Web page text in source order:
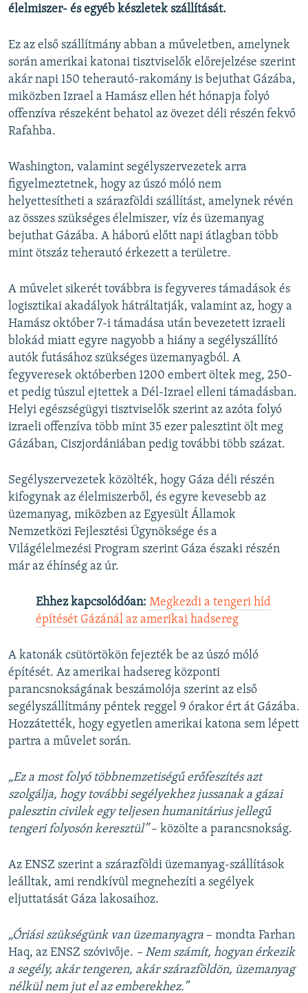
élelmiszer- és egyéb készletek szállítását.
Ez az első szállítmány abban a műveletben, amelynek
során amerikai katonai tisztviselők előrejelzése szerint
akár napi 150 teherautó-rakomány is bejuthat Gázába,
miközben Izrael a Hamász ellen hét hónapja folyó
offenzíva részeként behatol az övezet déli részén fekvő
Rafahba.
Washington, valamint segélyszervezetek arra
figyelmeztetnek, hogy az úszó móló nem
helyettesítheti a szárazföldi szállítást, amelynek révén
az összes szükséges élelmiszer, víz és üzemanyag
bejuthat Gázába. A háború előtt napi átlagban több
mint ötszáz teherautó érkezett a területre.
A művelet sikerét továbbra is fegyveres támadások és
logisztikai akadályok hátráltatják, valamint az, hogy a
Hamász október 7-i támadása után bevezetett izraeli
blokád miatt egyre nagyobb a hiány a segélyszállító
autók futásához szükséges üzemanyagból. A
fegyveresek októberben 1200 embert öltek meg, 250-
et pedig túszul ejtettek a Dél-Izrael elleni támadásban.
Helyi egészségügyi tisztviselők szerint az azóta folyó
izraeli offenzíva több mint 35 ezer palesztint ölt meg
Gázában, Ciszjordániában pedig további több százat.
Segélyszervezetek közölték, hogy Gáza déli részén
kifogynak az élelmiszerből, és egyre kevesebb az
üzemanyag, miközben az Egyesült Államok
Nemzetközi Fejlesztési Ügynöksége és a
Világélelmezési Program szerint Gáza északi részén
már az éhínség az úr.
Ehhez kapcsolódóan: Megkezdi a tengeri híd
építését Gázánál az amerikai hadsereg
A katonák csütörtökön fejezték be az úszó móló
építését. Az amerikai hadsereg központi
parancsnokságának beszámolója szerint az első
segélyszállítmány péntek reggel 9 órakor ért át Gázába.
Hozzátették, hogy egyetlen amerikai katona sem lépett
partra a művelet során.
„Ez a most folyó többnemzetiségű erőfeszítés azt
szolgálja, hogy további segélyekhez jussanak a gázai
palesztin civilek egy teljesen humanitárius jellegű
tengeri folyosón keresztül” – közölte a parancsnokság.
Az ENSZ szerint a szárazföldi üzemanyag-szállítások
leálltak, ami rendkívül megnehezíti a segélyek
eljuttatását Gáza lakosaihoz.
„Óriási szükségünk van üzemanyagra – mondta Farhan
Haq, az ENSZ szóvivője. – Nem számít, hogyan érkezik
a segély, akár tengeren, akár szárazföldön, üzemanyag
nélkül nem jut el az emberekhez.”